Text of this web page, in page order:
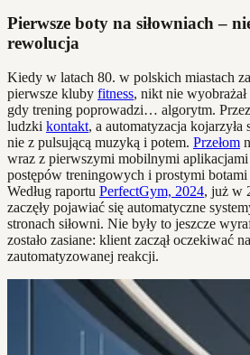
Pierwsze boty na siłowniach –
rewolucja
Kiedy w latach 80. w polskich miastach
pierwsze kluby fitness, nikt nie wyobrażał
gdy trening poprowadzi… algorytm.
ludzki kontakt, a automatyzacja
nie z pulsującą muzyką i potem. Przełom
wraz z pierwszymi mobilnymi
postępów treningowych i prostymi
Według raportu PerfectGym, 2024, już w
zaczęły pojawiać się automatyczne
stronach siłowni. Nie były to jeszcze
zostało zasiane: klient zaczął oczekiwać
zautomatyzowanej reakcji.